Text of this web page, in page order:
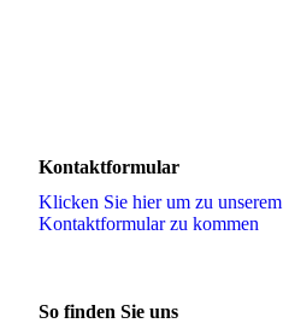
Kontaktformular
Klicken Sie hier um zu unserem
Kon­takt­for­mu­lar zu kommen
So finden Sie uns